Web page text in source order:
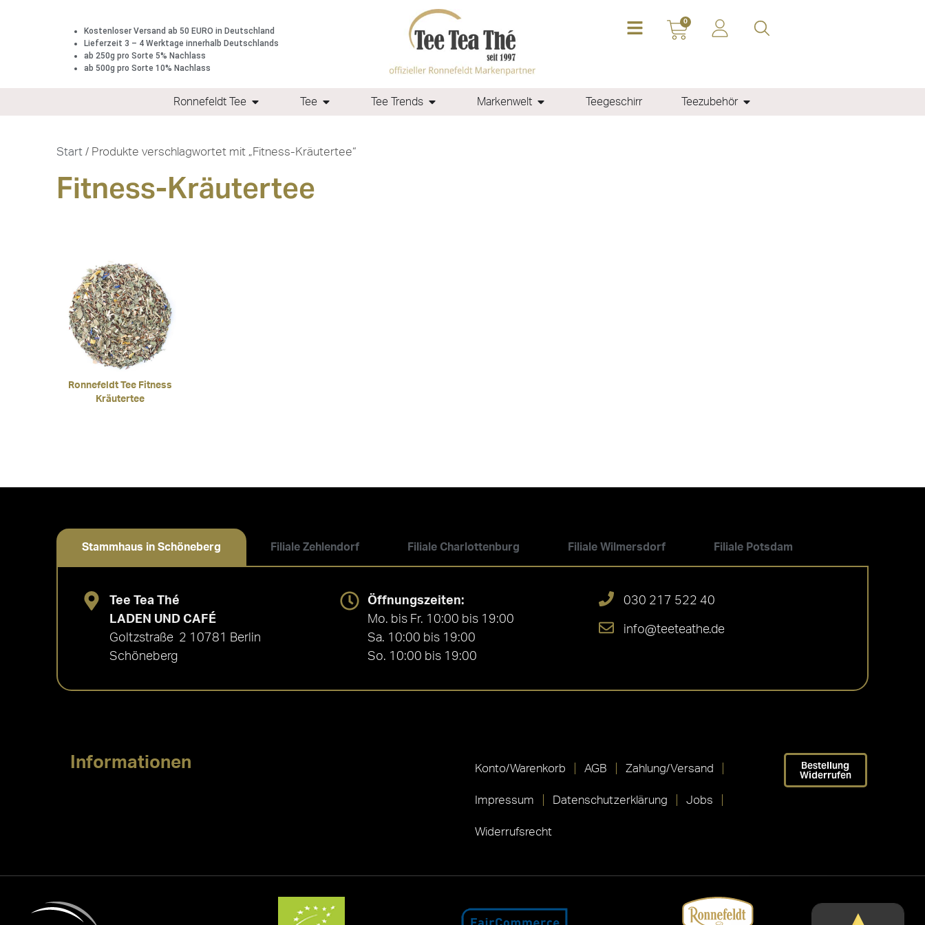
Kostenloser Versand ab 50 EURO in Deutschland
Lieferzeit 3 – 4 Werktage innerhalb Deutschlands
ab 250g pro Sorte 5% Nachlass
ab 500g pro Sorte 10% Nachlass
0
Ronnefeldt Tee Tee Tee Trends Markenwelt Teegeschirr Teezubehör
Start / Produkte verschlagwortet mit „Fitness-Kräutertee“
Fitness-Kräutertee
Ronnefeldt Tee Fitness
Kräutertee
Stammhaus in Schöneberg Filiale Zehlendorf Filiale Charlottenburg Filiale Wilmersdorf Filiale Potsdam
Tee Tea Thé
LADEN UND CAFÉ
Goltzstraße 2 10781 Berlin
Schöneberg
Öffnungszeiten:
Mo. bis Fr. 10:00 bis 19:00
Sa. 10:00 bis 19:00
So. 10:00 bis 19:00
030 217 522 40
info@teeteathe.de
Informationen Konto/Warenkorb AGB Zahlung/Versand
Impressum Datenschutzerklärung Jobs
Widerrufsrecht
Bestellung
Widerrufen